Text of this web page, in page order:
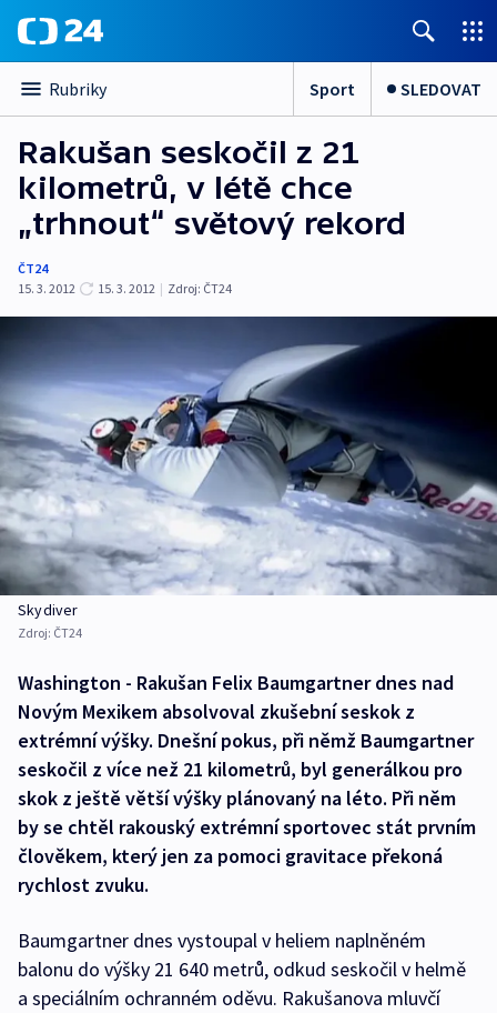
Rubriky Sport SLEDOVAT
Rakušan seskočil z 21
kilometrů, v létě chce
„trhnout“ světový rekord
ČT24
15. 3. 2012
15. 3. 2012 | Zdroj: ČT24
Skydiver
Zdroj: ČT24
Washington - Rakušan Felix Baumgartner dnes nad
Novým Mexikem absolvoval zkušební seskok z
extrémní výšky. Dnešní pokus, při němž Baumgartner
seskočil z více než 21 kilometrů, byl generálkou pro
skok z ještě větší výšky plánovaný na léto. Při něm
by se chtěl rakouský extrémní sportovec stát prvním
člověkem, který jen za pomoci gravitace překoná
rychlost zvuku.
Baumgartner dnes vystoupal v heliem naplněném
balonu do výšky 21 640 metrů, odkud seskočil v helmě
a speciálním ochranném oděvu. Rakušanova mluvčí